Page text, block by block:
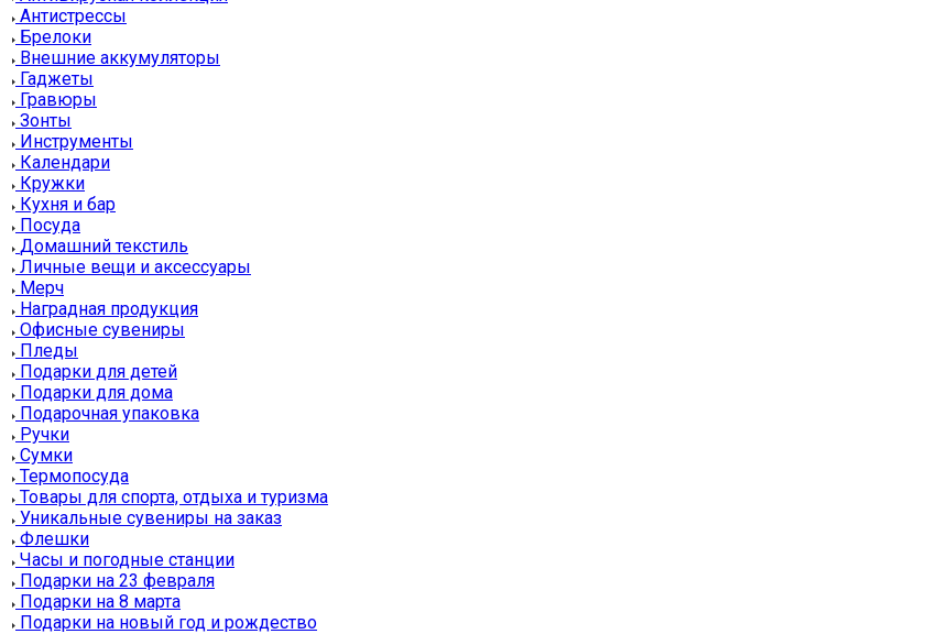
Антистрессы
Брелоки
Внешние аккумуляторы
Гаджеты
Гравюры
Зонты
Инструменты
Календари
Кружки
Кухня и бар
Посуда
Домашний текстиль
Личные вещи и аксессуары
Мерч
Наградная продукция
Офисные сувениры
Пледы
Подарки для детей
Подарки для дома
Подарочная упаковка
Ручки
Сумки
Термопосуда
Товары для спорта, отдыха и туризма
Уникальные сувениры на заказ
Флешки
Часы и погодные станции
Подарки на 23 февраля
Подарки на 8 марта
Подарки на новый год и рождество